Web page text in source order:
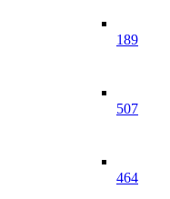
189
507
464